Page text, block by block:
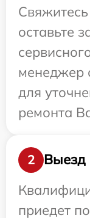
оставьте
менеджер
для
ремонта
2
Выезд
приедет